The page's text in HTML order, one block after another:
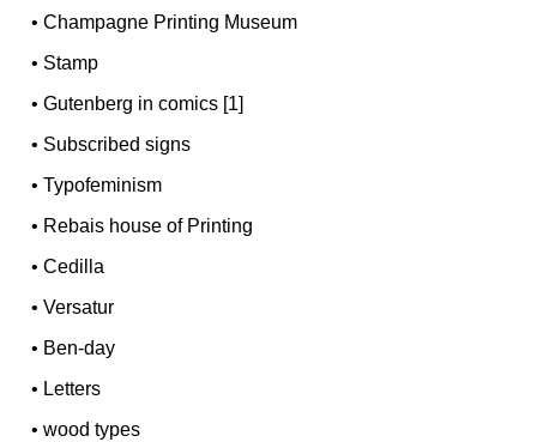
•Champagne Printing Museum
• Stamp
•Gutenberg in comics [1]
• Subscribed signs
•Typofeminism
• Rebais house of Printing
•Cedilla
•Versatur
• Ben-day
• Letters
•wood types